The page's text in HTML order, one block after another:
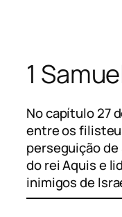
conteúdo
1
No capítulo 27
entre os
perseguição de
do rei Aquis e
inimigos de